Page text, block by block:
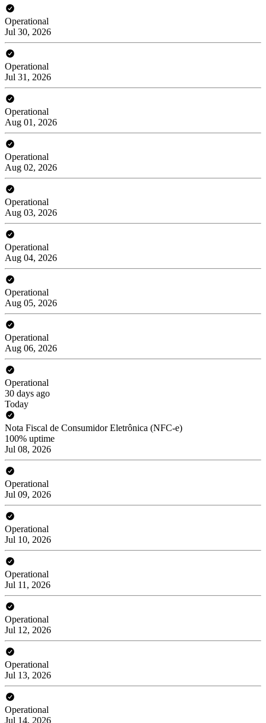
Operational
Jul 30, 2026
Operational
Jul 31, 2026
Operational
Aug 01, 2026
Operational
Aug 02, 2026
Operational
Aug 03, 2026
Operational
Aug 04, 2026
Operational
Aug 05, 2026
Operational
Aug 06, 2026
Operational
30 days ago
Today
Nota Fiscal de Consumidor Eletrônica (NFC-e)
100% uptime
Jul 08, 2026
Operational
Jul 09, 2026
Operational
Jul 10, 2026
Operational
Jul 11, 2026
Operational
Jul 12, 2026
Operational
Jul 13, 2026
Operational
Jul 14, 2026